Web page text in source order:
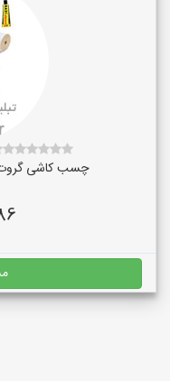
چسب کاشی